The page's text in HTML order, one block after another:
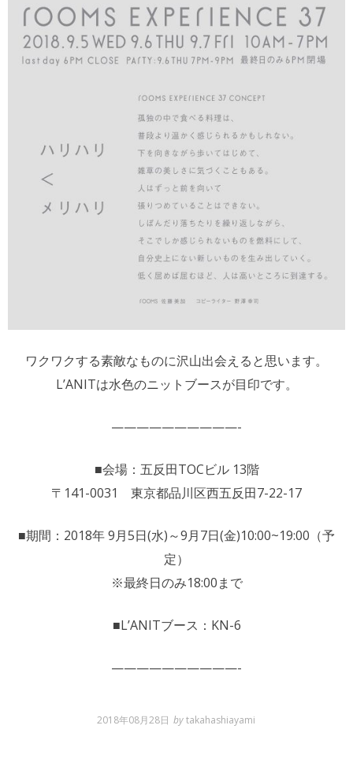
ワクワクする素敵なものに沢山出会えると思います。
L’ANITは水色のニットブースが目印です。
——————————-
■会場：五反田TOCビル 13階
〒141-0031 東京都品川区西五反田7-22-17
■期間：2018年 9月5日(水)～9月7日(金)10:00~19:00（予
定）
※最終日のみ18:00まで
■L’ANITブース：KN-6
——————————-
2018年08月28日 by takahashiayami